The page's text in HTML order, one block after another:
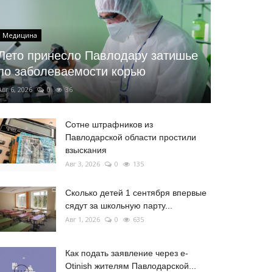
Медицина
принесло Павлодару затишье
заболеваемости корью
6, 2026 0 36
Сотне штрафников из
Павлодарской области простили
взыскания
Авг 3, 2026 0 135
Сколько детей 1 сентября впервые
сядут за школьную парту...
Авг 1, 2026 0 635
Как подать заявление через e-
Otinish жителям Павлодарской...